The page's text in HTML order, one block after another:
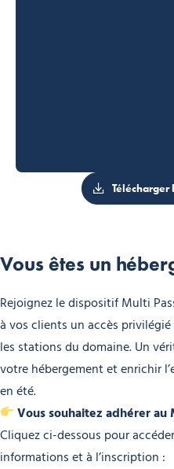
Télécharger
Vous êtes un
Rejoignez le dispositif Multi
à vos clients un accès
les stations du domaine. Un
votre hébergement et enrichir
en été.
Vous souhaitez adhérer au
Cliquez ci-dessous pour
informations et à l’inscription :